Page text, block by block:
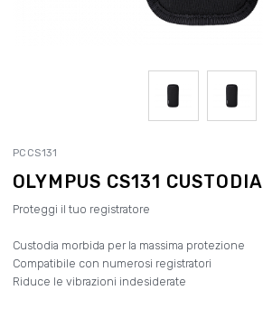
PCCS131
OLYMPUS CS131 CUSTODIA
Proteggi il tuo registratore
Custodia morbida per la massima protezione
Compatibile con numerosi registratori
Riduce le vibrazioni indesiderate